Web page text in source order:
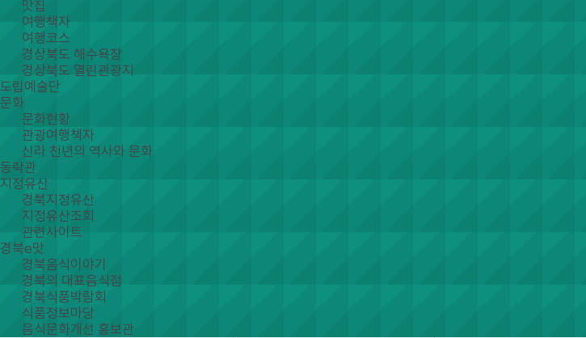
맛집
여행책자
여행코스
경상북도 해수욕장
경상북도 열린관광지
도립예술단
문화
문화현황
관광여행책자
신라 천년의 역사와 문화
동락관
지정유산
경북지정유산
지정유산조회
관련사이트
경북e맛
경북음식이야기
경북의 대표음식점
경북식품박람회
식품정보마당
음식문화개선 홍보관